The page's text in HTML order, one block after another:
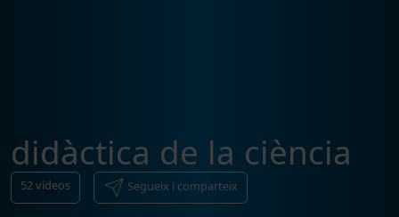
didàctica de la ciència
52 vídeos Segueix i comparteix